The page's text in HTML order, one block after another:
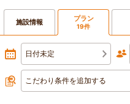
施設情報 プラン
19件
日付未定
こだわり条件を追加する